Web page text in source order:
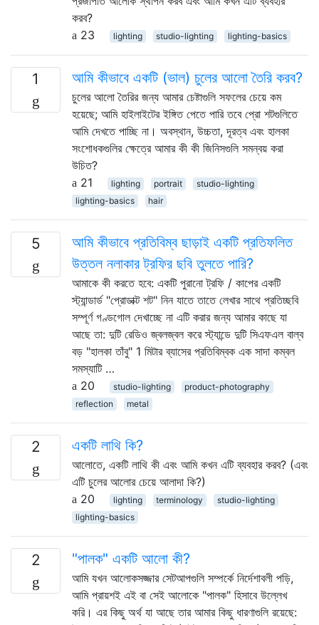
করব?
23
lighting studio-lighting lighting-basics
1 আমি কীভাবে একটি (ভাল) চুলের আলো তৈরি করব?
চুলের আলো তৈরির জন্য আমার চেষ্টাগুলি সফলের চেয়ে কম
হয়েছে; আমি হাইলাইটের ইঙ্গিত পেতে পারি তবে প্রো শটগুলিতে
আমি দেখতে পাচ্ছি না। অবস্থান, উচ্চতা, দূরত্ব এবং হালকা
সংশোধকগুলির ক্ষেত্রে আমার কী কী জিনিসগুলি সমন্বয় করা
উচিত?
21
lighting portrait
studio-lighting
lighting-basics
hair
5
আমি কীভাবে প্রতিবিম্ব ছাড়াই একটি প্রতিফলিত
উত্তল নলাকার ট্রফির ছবি তুলতে পারি?
আমাকে কী করতে হবে: একটি পুরানো ট্রফি / কাপের একটি
স্ট্যান্ডার্ড "প্রোডাক্ট শট" নিন যাতে তাতে লেখার সাথে প্রতিচ্ছবি
সম্পূর্ণ গণ্ডগোল দেখাচ্ছে না এটি করার জন্য আমার কাছে যা
আছে তা: দুটি রেডিও জ্বলজ্বল করে স্ট্যান্ডে দুটি সিএফএল বাল্ব
বড় "হালকা তাঁবু" 1 মিটার ব্যাসের প্রতিবিম্বক এক সাদা কম্বল
সমস্যাটি …
20
studio-lighting
product-photography
reflection
metal
2 একটি লাথি কি?
আলোতে, একটি লাথি কী এবং আমি কখন এটি ব্যবহার করব? (এবং
এটি চুলের আলোর চেয়ে আলাদা কি?)
20
lighting terminology
studio-lighting
lighting-basics
2 "পালক" একটি আলো কী?
আমি যখন আলোকসজ্জার সেটআপগুলি সম্পর্কে নির্দেশাবলী পড়ি,
আমি প্রায়শই এই বা সেই আলোকে "পালক" হিসাবে উল্লেখ
করি। এর কিছু অর্থ যা আছে তার আমার কিছু ধারণাগুলি রয়েছে: